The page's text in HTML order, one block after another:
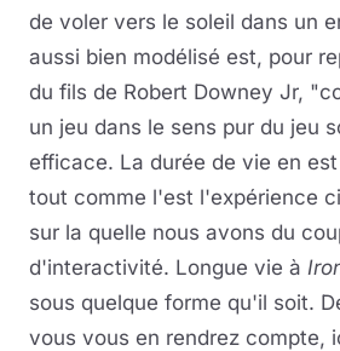
de voler vers le soleil dans un
aussi bien modélisé est, pour
du fils de Robert Downey Jr,
un jeu dans le sens pur du jeu
efficace. La durée de vie en
tout comme l'est l'expérience
sur la quelle nous avons du
d'interactivité. Longue vie à
sous quelque forme qu'il soit.
vous vous en rendrez compte,